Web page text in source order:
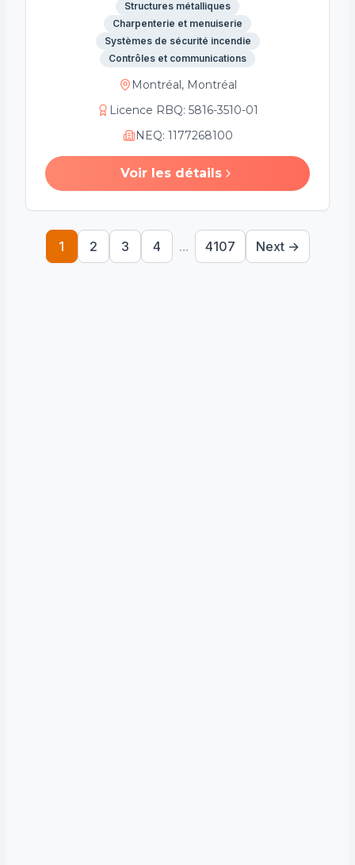
Structures métalliques
Charpenterie et menuiserie
Systèmes de sécurité incendie
Contrôles et communications
Montréal, Montréal
Licence RBQ: 5816-3510-01
NEQ: 1177268100
Voir les détails
1 2 3 4 ... 4107 Next →